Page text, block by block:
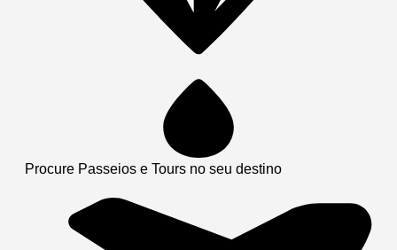
Procure Passeios e Tours no seu destino